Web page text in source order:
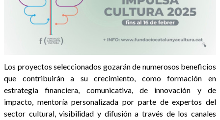
Los proyectos seleccionados gozarán de numerosos beneficios
que contribuirán a su crecimiento, como formación en
estrategia financiera, comunicativa, de innovación y de
impacto, mentoría personalizada por parte de expertos del
sector cultural, visibilidad y difusión a través de los canales